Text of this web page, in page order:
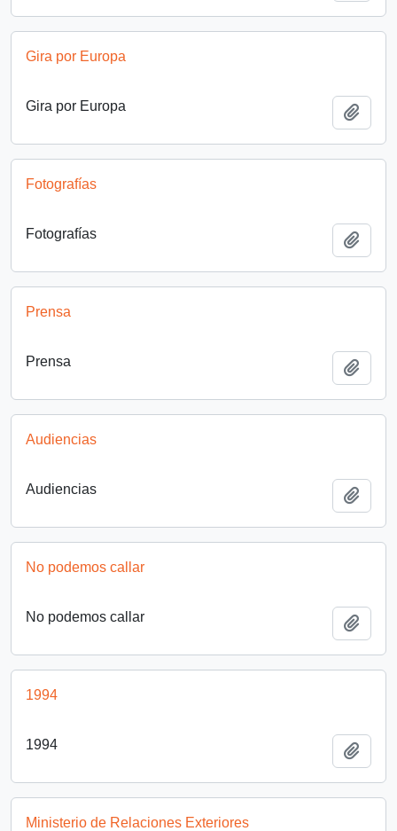
Gira por Europa
Gira por Europa
Fotografías
Fotografías
Prensa
Prensa
Audiencias
Audiencias
No podemos callar
No podemos callar
1994
1994
Ministerio de Relaciones Exteriores